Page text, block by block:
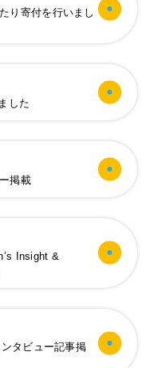
だいの取り組
インタビュー
らのお問い合わせ
37-
：平日 9:00〜17:00
り寄付を行いまし
した
掲載
Insight &
タビュー記事掲